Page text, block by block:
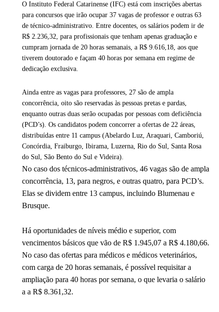
O Instituto Federal Catarinense (IFC) está com inscrições abertas
para concursos que irão ocupar 37 vagas de professor e outras 63
de técnico-administrativo. Entre docentes, os salários podem ir de
R$ 2.236,32, para profissionais que tenham apenas graduação e
cumpram jornada de 20 horas semanais, a R$ 9.616,18, aos que
tiverem doutorado e façam 40 horas por semana em regime de
dedicação exclusiva.
Ainda entre as vagas para professores, 27 são de ampla
concorrência, oito são reservadas às pessoas pretas e pardas,
enquanto outras duas serão ocupadas por pessoas com deficiência
(PCD’s). Os candidatos podem concorrer a ofertas de 22 áreas,
distribuídas entre 11 campus (Abelardo Luz, Araquari, Camboriú,
Concórdia, Fraiburgo, Ibirama, Luzerna, Rio do Sul, Santa Rosa
do Sul, São Bento do Sul e Videira).
No caso dos técnicos-administrativos, 46 vagas são de ampla
concorrência, 13, para negros, e outras quatro, para PCD’s.
Elas se dividem entre 13 campus, incluindo Blumenau e
Brusque.
Há oportunidades de níveis médio e superior, com
vencimentos básicos que vão de R$ 1.945,07 a R$ 4.180,66.
No caso das ofertas para médicos e médicos veterinários,
com carga de 20 horas semanais, é possível requisitar a
ampliação para 40 horas por semana, o que levaria o salário
a a R$ 8.361,32.